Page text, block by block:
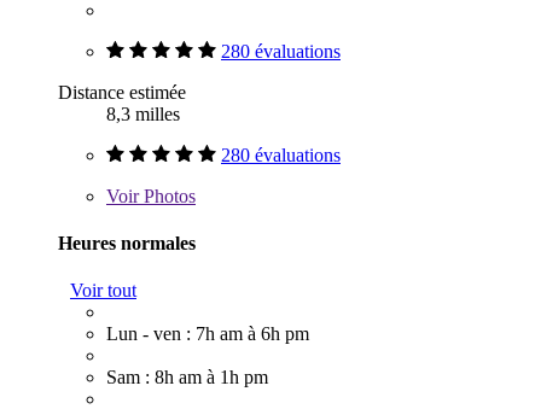
280 évaluations
Distance estimée
8,3 milles
280 évaluations
VoirPhotos
Heures normales
Voir tout
Lun - ven : 7h am à 6h pm
Sam : 8h am à 1h pm